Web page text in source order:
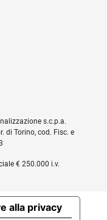
s.c.p.a.
di Torino, cod. Fisc. e
€ 250.000 i.v.
alla privacy